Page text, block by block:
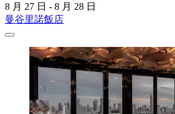
8 月 27 日 - 8 月 28 日
曼谷里諾飯店